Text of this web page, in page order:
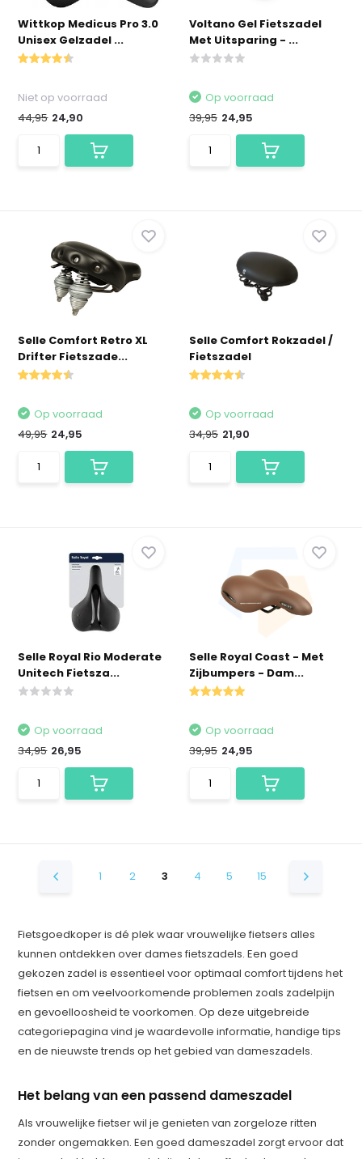
Wittkop Medicus Pro 3.0
Unisex Gelzadel ...
Niet op voorraad
44,95 24,90
Voltano Gel Fietszadel
Met Uitsparing - ...
Op voorraad
39,95 24,95
Selle Comfort Retro XL
Drifter Fietszade...
Op voorraad
49,95 24,95
Selle Comfort Rokzadel /
Fietszadel
Op voorraad
34,95 21,90
Selle Royal Rio Moderate
Unitech Fietsza...
Op voorraad
34,95 26,95
Selle Royal Coast - Met
Zijbumpers - Dam...
Op voorraad
39,95 24,95
1 2 3 4 5 15
Fietsgoedkoper is dé plek waar vrouwelijke fietsers alles
kunnen ontdekken over dames fietszadels. Een goed
gekozen zadel is essentieel voor optimaal comfort tijdens het
fietsen en om veelvoorkomende problemen zoals zadelpijn
en gevoelloosheid te voorkomen. Op deze uitgebreide
categoriepagina vind je waardevolle informatie, handige tips
en de nieuwste trends op het gebied van dameszadels.
Het belang van een passend dameszadel
Als vrouwelijke fietser wil je genieten van zorgeloze ritten
zonder ongemakken. Een goed dameszadel zorgt ervoor dat